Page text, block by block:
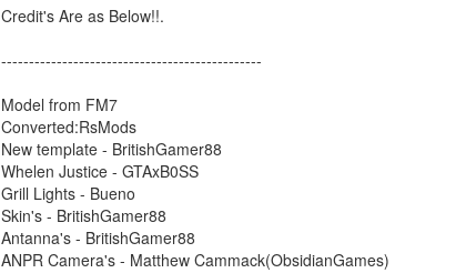
Credit's Are as Below!!.
-----------------------------------------------
Model from FM7
Converted:RsMods
New template - BritishGamer88
Whelen Justice - GTAxB0SS
Grill Lights - Bueno
Skin's - BritishGamer88
Antanna's - BritishGamer88
ANPR Camera's - Matthew Cammack(ObsidianGames)